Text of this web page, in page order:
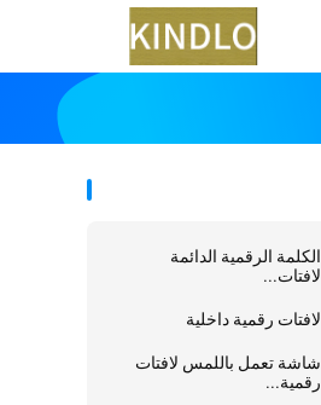
الكلمة الرقمية الدائمة
لافتات...
لافتات رقمية داخلية
شاشة تعمل باللمس لافتات
رقمية...